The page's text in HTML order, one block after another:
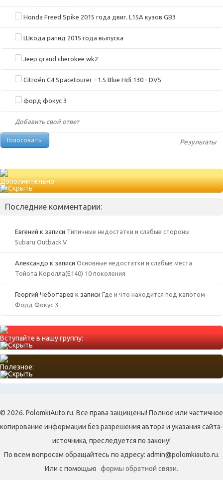
Honda Freed Spike 2015 года двиг. L15A кузов GB3
Шкода рапид 2015 года выпуска
Jeep grand cherokee wk2
Citroën C4 Spacetourer - 1.5 Blue Hdi 130 - DV5
форд фокус 3
Добавить свой ответ
Результаты
Дополнительно:
Последние комментарии:
Евгений к записи Типичные недостатки и слабые стороны
Subaru Outback V
Александр к записи Основные недостатки и слабые места
Тойота Королла(Е140) 10 поколения
Георгий Чеботарев к записи Где и что находится под капотом
Форд Фокус 3
Вступайте в нашу группу:
Полезное:
© 2026. PolomkiAuto.ru. Все права защищены! Полное или частичное
копирование информации без разрешения автора и указания сайта-
источника, преследуется по закону!
По всем вопросам обращайтесь по адресу: admin@polomkiauto.ru.
Или с помощью формы обратной связи.